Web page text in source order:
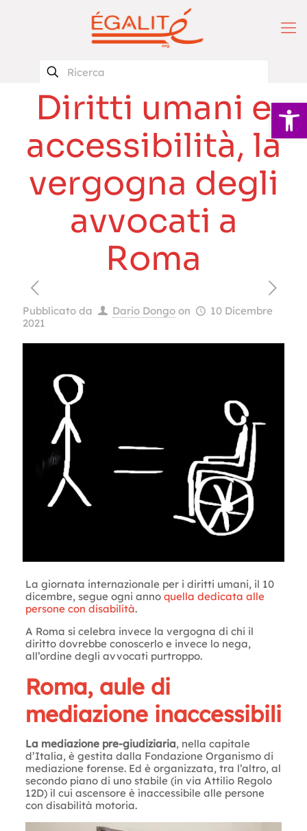
Apri la
Diritti umani e
accessibilità, la
vergogna degli
avvocati a
Roma
Pubblicato da Dario Dongo on
10 Dicembre
2021
La giornata internazionale per i diritti umani, il 10
dicembre, segue ogni anno quella dedicata alle
persone con disabilità.
A Roma si celebra invece la vergogna di chi il
diritto dovrebbe conoscerlo e invece lo nega,
all’ordine degli avvocati purtroppo.
Roma, aule di
mediazione inaccessibili
La mediazione pre-giudiziaria, nella capitale
d’Italia, è gestita dalla Fondazione Organismo di
mediazione forense. Ed è organizzata, tra l’altro, al
secondo piano di uno stabile (in via Attilio Regolo
12D) il cui ascensore è inaccessibile alle persone
con disabilità motoria.